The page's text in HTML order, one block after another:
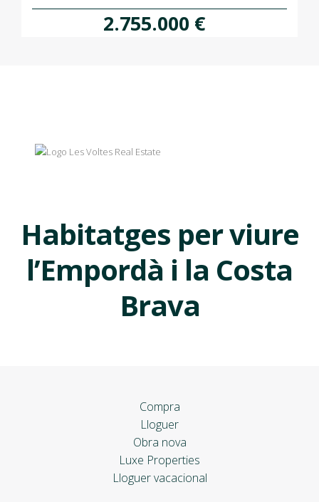
2.755.000 €
Habitatges per viure
l’Empordà i la Costa
Brava
Compra
Lloguer
Obra nova
Luxe Properties
Lloguer vacacional